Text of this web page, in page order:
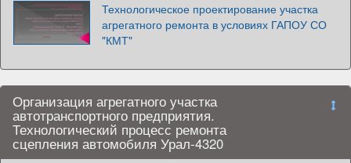
Технологическое проектирование участка
агрегатного ремонта в условиях ГАПОУ СО
"КМТ"
Организация агрегатного участка
автотранспортного предприятия.
Технологический процесс ремонта
сцепления автомобиля Урал-4320